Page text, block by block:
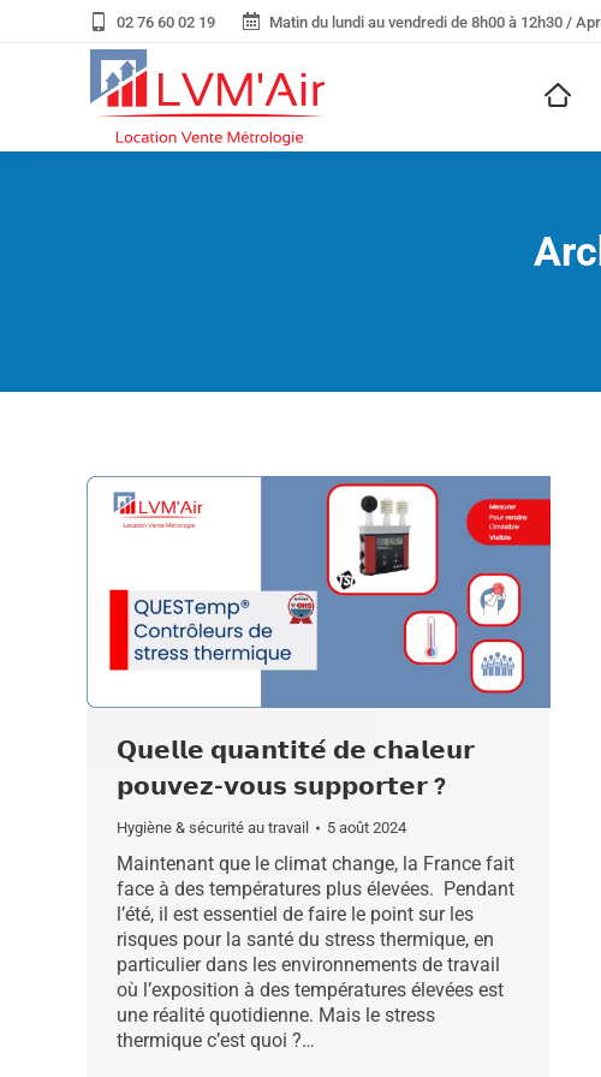
02 76 60 02 19 Matin du lundi au vendredi de 8h00 à 12h30 /
𝗤𝘂𝗲𝗹𝗹𝗲 𝗾𝘂𝗮𝗻𝘁𝗶𝘁𝗲́ 𝗱𝗲 𝗰𝗵𝗮𝗹𝗲𝘂𝗿
𝗽𝗼𝘂𝘃𝗲𝘇-𝘃𝗼𝘂𝘀 𝘀𝘂𝗽𝗽𝗼𝗿𝘁𝗲𝗿 ?
Hygiène & sécurité au travail 5 août 2024
Maintenant que le climat change, la France fait
face à des températures plus élevées. Pendant
l’été, il est essentiel de faire le point sur les
risques pour la santé du stress thermique, en
particulier dans les environnements de travail
où l’exposition à des températures élevées est
une réalité quotidienne. Mais le stress
thermique c’est quoi ?…